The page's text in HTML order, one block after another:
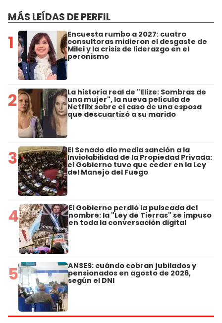
MÁS LEÍDAS DE PERFIL
1 Encuesta rumbo a 2027: cuatro
consultoras midieron el desgaste de
Milei y la crisis de liderazgo en el
peronismo
2 La historia real de "Elize: Sombras de
una mujer", la nueva película de
Netflix sobre el caso de una esposa
que descuartizó a su marido
3 El Senado dio media sanción a la
Inviolabilidad de la Propiedad Privada:
el Gobierno tuvo que ceder en la Ley
del Manejo del Fuego
4 El Gobierno perdió la pulseada del
nombre: la "Ley de Tierras" se impuso
en toda la conversación digital
5 ANSES: cuándo cobran jubilados y
pensionados en agosto de 2026,
según el DNI